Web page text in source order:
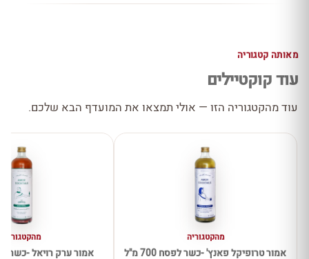
מאותה קטגוריה
עוד קוקטיילים
עוד מהקטגוריה הזו — אולי תמצאו את המועדף הבא שלכם.
מהקטגוריה
אמור טרופיקל פאנץ' -כשר לפסח 700 מ"ל
מהקטגוריה
אמור ערק רויאל -כשר לפסח